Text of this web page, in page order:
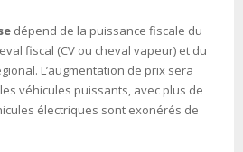
dépend de la puissance fiscale du
fiscal (CV ou cheval vapeur) et du
L’augmentation de prix sera
véhicules puissants, avec plus de
électriques sont exonérés de